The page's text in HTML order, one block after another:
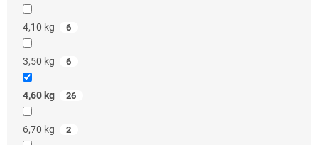
4,10 kg 6
3,50 kg 6
4,60 kg 26
6,70 kg 2